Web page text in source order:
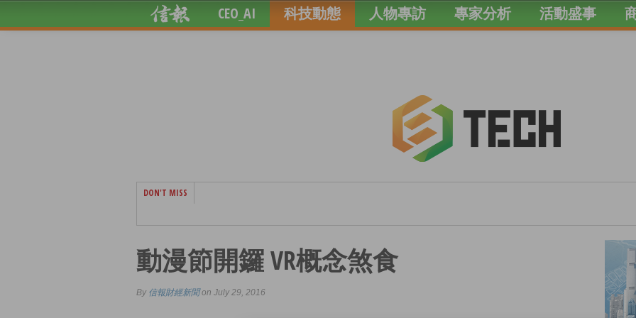
CEO_AI 科技動態 人物專訪 專家分析 活動盛事
DON'T MISS
動漫節開鑼 VR概念煞食
By 信報財經新聞on July 29, 2016